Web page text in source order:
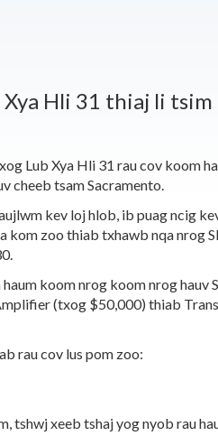
Hli 31 thiaj li
Lub Xya Hli 31 rau cov koom
cheeb tsam Sacramento.
kev loj hlob, ib puag ncig
zoo thiab txhawb nqa nrog
koom nrog koom nrog hauv
(txog $50,000) thiab
rau cov lus pom zoo:
xeeb tshaj yog nyob rau